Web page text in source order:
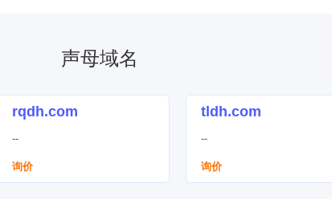
声母域名
rqdh.com
--
询价
tldh.com
--
询价